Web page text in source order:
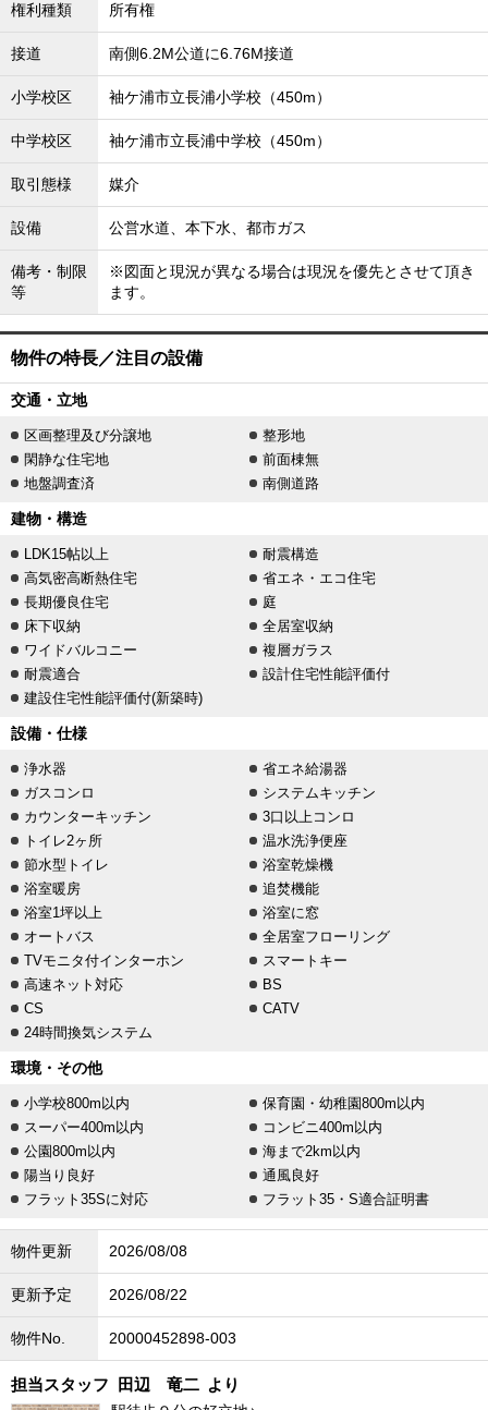
権利種類 所有権
接道 南側6.2M公道に6.76M接道
小学校区 袖ケ浦市立長浦小学校（450m）
中学校区 袖ケ浦市立長浦中学校（450m）
取引態様 媒介
設備 公営水道、本下水、都市ガス
備考・制限
等
※図面と現況が異なる場合は現況を優先とさせて頂き
ます。
物件の特長／注目の設備
交通・立地
区画整理及び分譲地
整形地
閑静な住宅地
前面棟無
地盤調査済
南側道路
建物・構造
LDK15帖以上
耐震構造
高気密高断熱住宅
省エネ・エコ住宅
長期優良住宅
庭
床下収納
全居室収納
ワイドバルコニー
複層ガラス
耐震適合
設計住宅性能評価付
建設住宅性能評価付(新築時)
設備・仕様
浄水器
省エネ給湯器
ガスコンロ
システムキッチン
カウンターキッチン
3口以上コンロ
トイレ2ヶ所
温水洗浄便座
節水型トイレ
浴室乾燥機
浴室暖房
追焚機能
浴室1坪以上
浴室に窓
オートバス
全居室フローリング
TVモニタ付インターホン
スマートキー
高速ネット対応
BS
CS
CATV
24時間換気システム
環境・その他
小学校800m以内
保育園・幼稚園800m以内
スーパー400m以内
コンビニ400m以内
公園800m以内
海まで2km以内
陽当り良好
通風良好
フラット35Sに対応
フラット35・S適合証明書
物件更新 2026/08/08
更新予定 2026/08/22
物件No. 20000452898-003
担当スタッフ 田辺 竜二 より